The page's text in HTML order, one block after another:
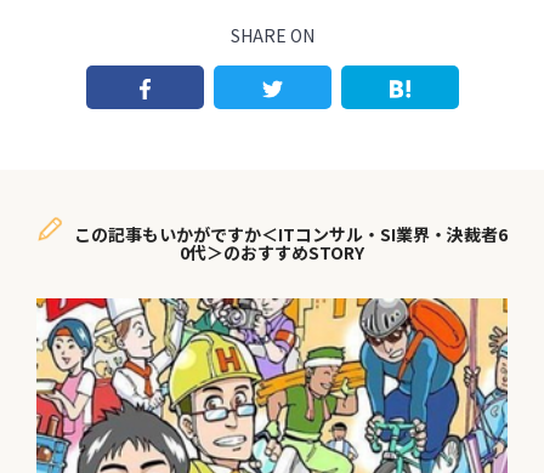
SHARE ON
この記事もいかがですか＜ITコンサル・SI業界・決裁者6
0代＞のおすすめSTORY